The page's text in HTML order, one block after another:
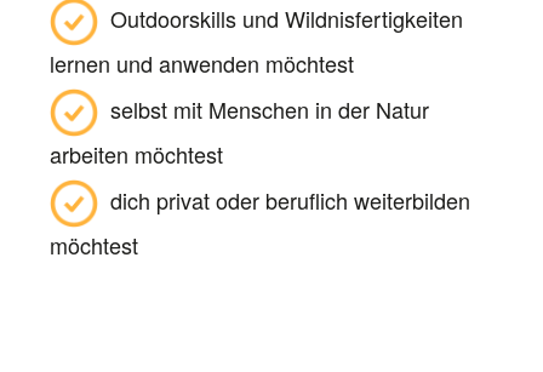
Outdoorskills und Wildnisfertigkeiten
lernen und anwenden möchtest
selbst mit Menschen in der Natur
arbeiten möchtest
dich privat oder beruflich weiterbilden
möchtest